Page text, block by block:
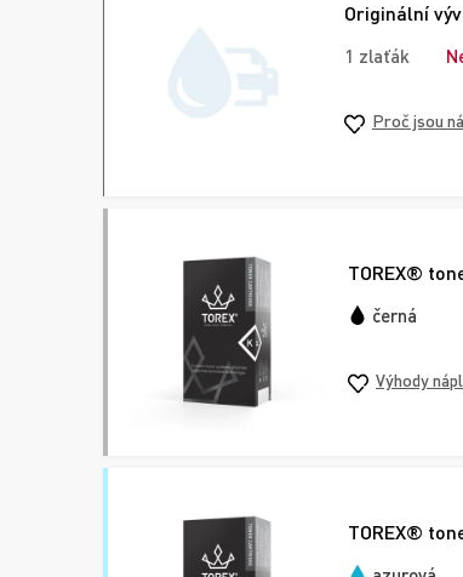
Originální
1 zlaťák
Proč jsou
TOREX®
černá
Výhody
TOREX®